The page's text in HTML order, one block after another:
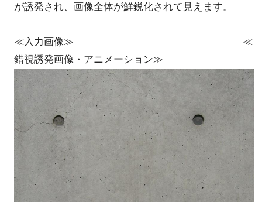
が誘発され、画像全体が鮮鋭化されて見えます。
≪入力画像≫ ≪
錯視誘発画像・アニメーション≫